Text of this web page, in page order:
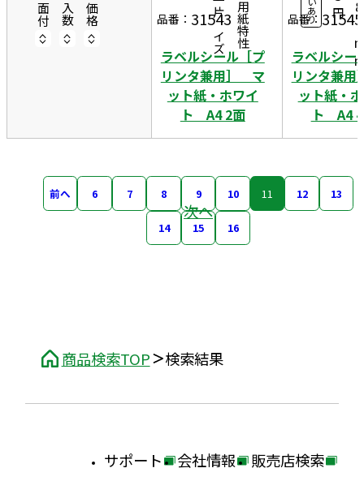
商品検索TOP 検索結果
面付 入数 価格 一片サイズ 用紙特性
品番： 31543
ラベルシール［プ
リンタ兼用］ マ
ット紙・ホワイ
ト A4 2面
あ
り 円
5
品番： 31545
ラベルシー
リンタ兼
ット紙・
ト A4
前へ 6 7 8 9 10 11 12 13
14 15 16
次へ
外
サポート
外
会社情報
外
販売店検索